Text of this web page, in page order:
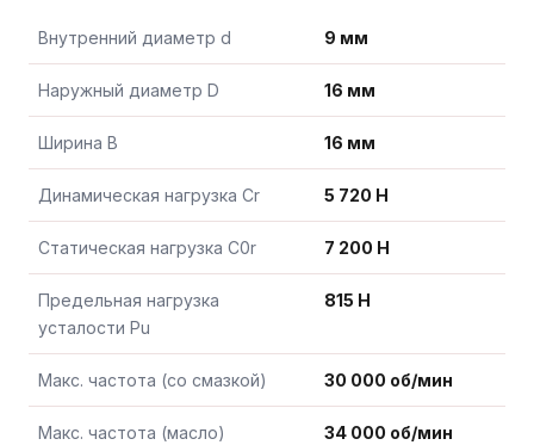
Внутренний диаметр d 9 мм
Наружный диаметр D 16 мм
Ширина B 16 мм
Динамическая нагрузка Cr 5 720 Н
Статическая нагрузка C0r 7 200 Н
Предельная нагрузка
усталости Pu
815 Н
Макс. частота (со смазкой) 30 000 об/мин
Макс. частота (масло) 34 000 об/мин